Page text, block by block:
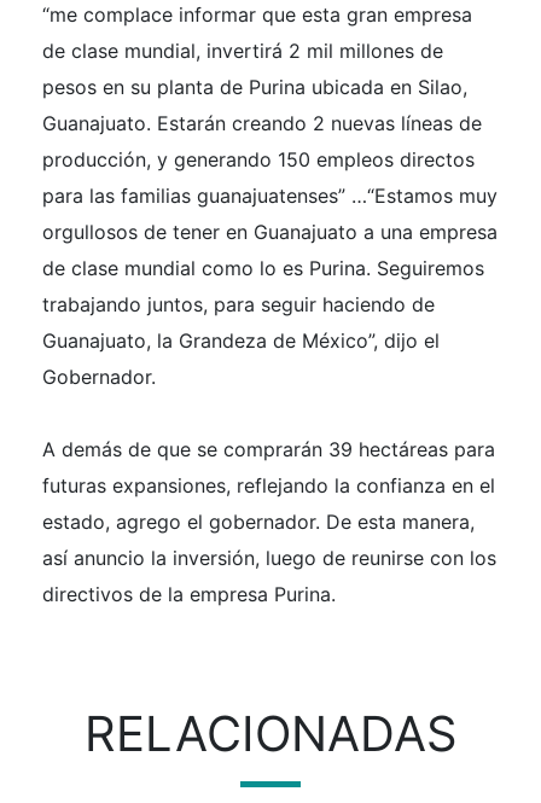
“me complace informar que esta gran empresa
de clase mundial, invertirá 2 mil millones de
pesos en su planta de Purina ubicada en Silao,
Guanajuato. Estarán creando 2 nuevas líneas de
producción, y generando 150 empleos directos
para las familias guanajuatenses” …“Estamos muy
orgullosos de tener en Guanajuato a una empresa
de clase mundial como lo es Purina. Seguiremos
trabajando juntos, para seguir haciendo de
Guanajuato, la Grandeza de México”, dijo el
Gobernador.
A demás de que se comprarán 39 hectáreas para
futuras expansiones, reflejando la confianza en el
estado, agrego el gobernador. De esta manera,
así anuncio la inversión, luego de reunirse con los
directivos de la empresa Purina.
RELACIONADAS